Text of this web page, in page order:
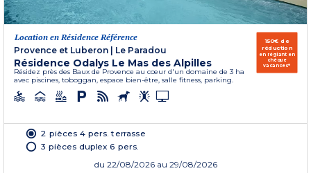
Location en Résidence Référence
Provence et Luberon | Le Paradou
Résidence Odalys Le Mas des Alpilles
Résidez près des Baux de Provence au cœur d'un domaine de 3 ha
avec piscines, toboggan, espace bien-être, salle fitness, parking.
150€ de
réduction
en réglant en
chèque
vacances*
2 pièces 4 pers. terrasse
3 pièces duplex 6 pers.
du 22/08/2026 au 29/08/2026